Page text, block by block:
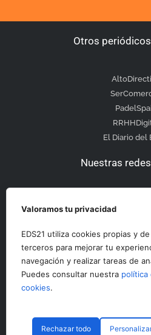
Otros
El Diario del
Nuestras
Otras
Valoramos tu privacidad
EDS21 utiliza cookies propias y de
terceros para mejorar tu
navegación y realizar tareas de
Puedes consultar nuestra política
cookies.
Rechazar todo